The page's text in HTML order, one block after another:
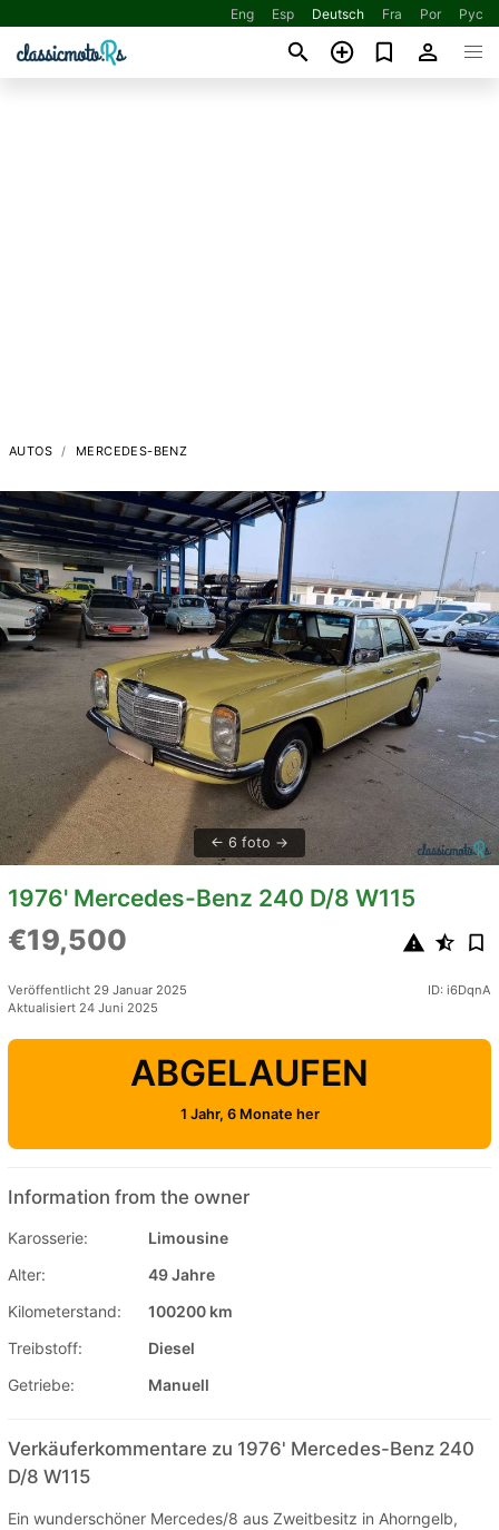
Eng Esp Deutsch Fra Por Рус
AUTOS MERCEDES-BENZ
6 foto
1976' Mercedes-Benz 240 D/8 W115
€19,500
Veröffentlicht 29 Januar 2025
Aktualisiert 24 Juni 2025
ID: i6DqnA
ABGELAUFEN
1 Jahr, 6 Monate her
Information from the owner
Karosserie:
Limousine
Alter:
49 Jahre
Kilometerstand:
100200 km
Treibstoff:
Diesel
Getriebe:
Manuell
Verkäuferkommentare zu 1976' Mercedes-Benz 240
D/8 W115
Ein wunderschöner Mercedes/8 aus Zweitbesitz in Ahorngelb,